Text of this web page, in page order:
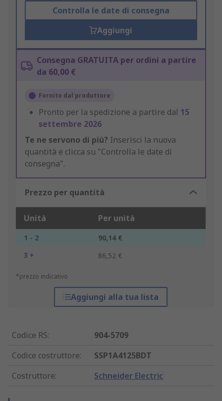
Controlla le date di consegna
Aggiungi
Consegna GRATUITA per ordini a partire
da 60,00 €
Fornito dal produttore
Pronto per la spedizione a partire dal 15
settembre 2026
Te ne servono di più? Inserisci la nuova
quantità e clicca su "Controlla le date di
consegna".
Prezzo per quantità
Unità Per unità
1 - 2
90,14 €
3 +
86,52 €
*prezzo indicativo
Aggiungi alla tua lista
Codice RS:
904-5709
Codice costruttore:
SSP1A4125BDT
Costruttore: Schneider Electric